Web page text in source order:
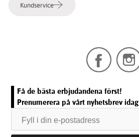
Kundservice
Få de bästa erbjudandena först!
Prenumerera på vårt nyhetsbrev idag